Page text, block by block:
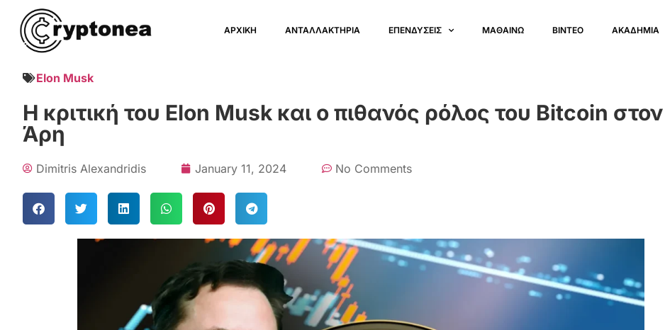
ΑΡΧΙΚΗ ΑΝΤΑΛΛΑΚΤΗΡΙΑ ΕΠΕΝΔΥΣΕΙΣ ΜΑΘΑΙΝΩ ΒΙΝΤΕΟ ΑΚΑΔΗΜΙΑ
Elon Musk
Η κριτική του Elon Musk και ο πιθανός ρόλος του Bitcoin στον
Άρη
Dimitris Alexandridis January 11, 2024 No Comments